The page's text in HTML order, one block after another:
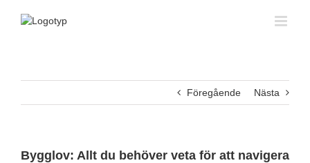
Föregående Nästa
Bygglov: Allt du behöver veta för att navigera